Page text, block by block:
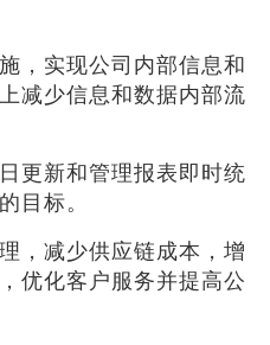
，实现公司内部信息和
减少信息和数据内部流
更新和管理报表即时统
目标。
，减少供应链成本，增
优化客户服务并提高公